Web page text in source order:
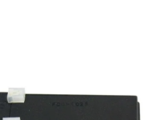
MATERIÁL